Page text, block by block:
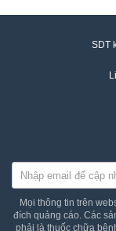
SDT
Mọi thông tin trên
đích quảng cáo. Các
phải là thuốc chữa